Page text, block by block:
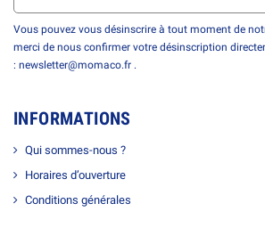
Vous pouvez vous désinscrire à tout moment de
merci de nous confirmer votre désinscription
: newsletter@momaco.fr .
INFORMATIONS
Qui sommes-nous ?
Horaires d’ouverture
Conditions générales